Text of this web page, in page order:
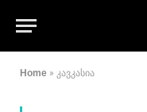
Home » კავკასია